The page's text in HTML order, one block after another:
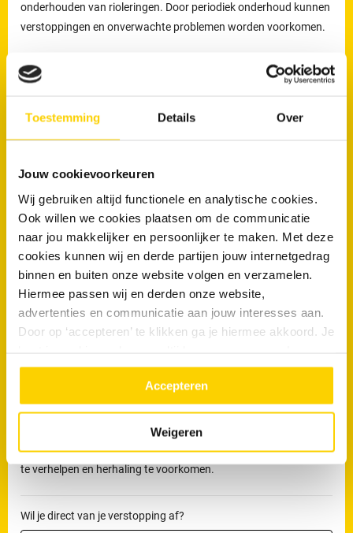
Toestemming Details Over
Jouw cookievoorkeuren
Wij gebruiken altijd functionele en analytische cookies.
Ook willen we cookies plaatsen om de communicatie
naar jou makkelijker en persoonlijker te maken. Met deze
cookies kunnen wij en derde partijen jouw internetgedrag
binnen en buiten onze website volgen en verzamelen.
Hiermee passen wij en derden onze website,
advertenties en communicatie aan jouw interesses aan.
Door op ‘accepteren’ te klikken ga je hiermee akkoord. Je
meer over in onsprivacy beleid.
Accepteren
Weigeren
onderhouden van rioleringen. Door periodiek onderhoud kunnen
verstoppingen en onverwachte problemen worden voorkomen.
Welke werkzaamheden voert een loodgieter uit bij
rioolproblemen?
De loodgieters van RRS worden ingezet voor het verhelpen van
verstoppingen en lekkages, maar ook voor het reinigen,
Preventief onderhoud helpt om ophoping van vuil tijdig te
verwijderen en verkleint de kans op terugkerende verstoppingen
en onverwachte kosten.
Loodgieters voor ontstopping van uw WC
of afvoer in Emmeloord
Wanneer is een loodgieter nodig bij een verstopte wc of afvoer?
Een loodgieter is nodig wanneer een toilet of afvoer niet meer
uiteindelijk leiden tot lekkage of schade aan de riolering.
De loodgieters van RRS in Emmeloord beschikken over
professionele apparatuur om dit soort verstoppingen zorgvuldig
te verhelpen en herhaling te voorkomen.
Wil je direct van je verstopping af?